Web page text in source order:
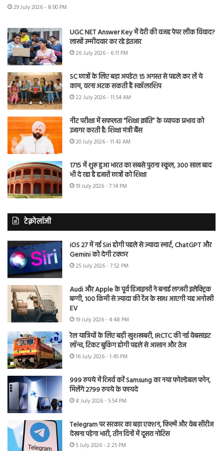
29 July 2026 - 8:00 PM
UGC NET Answer Key में देरी की वजह पेपर लीक विवाद?
लाखों उम्मीदवार कर रहे इंतजार
26 July 2026 - 6:11 PM
SC छात्रों के लिए बड़ा अपडेट! 15 अगस्त से पहले कर लें ये
काम, वरना अटक सकती है स्कॉलरशिप
22 July 2026 - 11:54 AM
नीट परीक्षा में सफलता “शिक्षा क्रांति” के व्यापक प्रभाव को
उजागर करती है: शिक्षा मंत्री बैंस
20 July 2026 - 11:43 AM
1715 में शुरू हुआ भारत का सबसे पुराना स्कूल, 300 साल बाद
भी दे रहा है हजारों छात्रों को शिक्षा
19 July 2026 - 7:14 PM
टेक्नोलॉजी
iOS 27 में नई Siri होगी पहले से ज्यादा स्मार्ट, ChatGPT और
Gemini को देगी टक्कर
25 July 2026 - 7:52 PM
Audi और Apple के पूर्व डिजाइनरों ने बनाई लग्जरी इलेक्ट्रिक
बग्गी, 100 किमी से ज्यादा की रेंज के साथ आएगी यह अनोखी
EV
19 July 2026 - 4:48 PM
रेल यात्रियों के लिए बड़ी खुशखबरी, IRCTC की नई वेबसाइट
लॉन्च, टिकट बुकिंग होगी पहले से आसान और तेज
16 July 2026 - 1:45 PM
999 रुपये में रिजर्व करें Samsung का नया फोल्डेबल फोन,
मिलेंगे 2799 रुपये के फायदे
8 July 2026 - 5:54 PM
Telegram पर सरकार का बड़ा एक्शन, फिल्में और वेब सीरीज
देखना पड़ेगा भारी, तीन दिनों में दूसरा नोटिस
5 July 2026 - 2:25 PM